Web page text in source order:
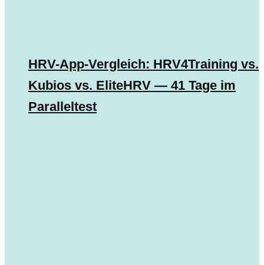
HRV-App-Vergleich: HRV4Training vs.
Kubios vs. EliteHRV — 41 Tage im
Paralleltest